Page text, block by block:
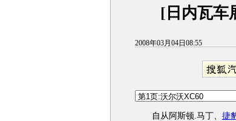
[日内瓦车
2008年03月04日08:55
自从阿斯顿.马丁、 捷